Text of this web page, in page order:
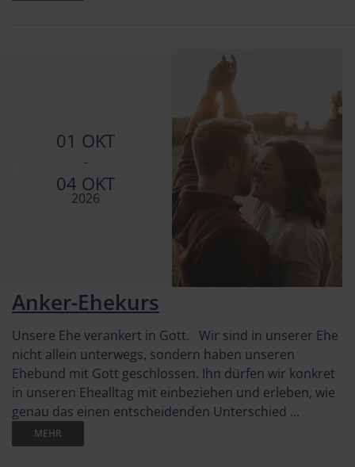
01 OKT
-
04 OKT
2026
Anker-Ehekurs
Unsere Ehe verankert in Gott. Wir sind in unserer Ehe
nicht allein unterwegs, sondern haben unseren
Ehebund mit Gott geschlossen. Ihn dürfen wir konkret
in unseren Ehealltag mit einbeziehen und erleben, wie
genau das einen entscheidenden Unterschied ...
MEHR